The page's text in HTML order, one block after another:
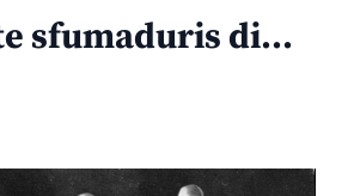
sfumaduris di…